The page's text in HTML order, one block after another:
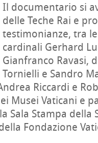
Il documentario si
delle Teche Rai e
testimonianze, tra
cardinali Gerhard
Gianfranco Ravasi,
Tornielli e Sandro
Riccardi e
Musei Vaticani e
Sala Stampa della
Fondazione